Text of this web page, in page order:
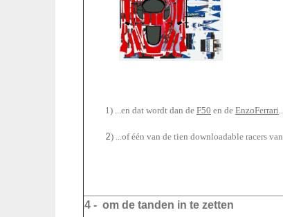
1) ...en dat wordt dan deF50 en deEnzoFerrari
2) ...of één van de tien downloadable racers van
4 - om de tanden in te zetten